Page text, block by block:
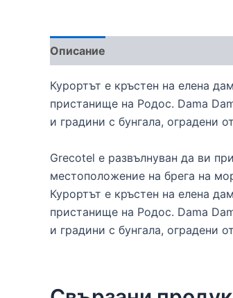
Описание
Курортът е кръстен на елена
пристанище на Родос. Dama
и градини с бунгала, оградени
Grecotel е развълнуван да ви
местоположение на брега на
Курортът е кръстен на елена
пристанище на Родос. Dama
и градини с бунгала, оградени